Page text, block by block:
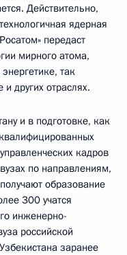
Действительно,
ядерная
передаст
мирного атома,
так
других отраслях.
и в подготовке, как
кадров
по направлениям,
образование
300 учатся
инженерно-
российской
заранее